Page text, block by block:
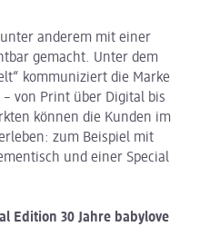
anderem mit einer
gemacht. Unter dem
kommuniziert die Marke
von Print über Digital bis
können die Kunden im
zum Beispiel mit
und einer Special
Edition 30 Jahre babylove